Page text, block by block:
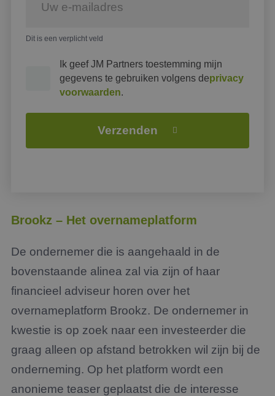
Dit is een verplicht veld
Ik geef JM Partners toestemming mijn
gegevens te gebruiken volgens deprivacy
voorwaarden.
Verzenden
Brookz – Het overnameplatform
De ondernemer die is aangehaald in de
bovenstaande alinea zal via zijn of haar
financieel adviseur horen over het
overnameplatform Brookz. De ondernemer in
kwestie is op zoek naar een investeerder die
graag alleen op afstand betrokken wil zijn bij de
onderneming. Op het platform wordt een
anonieme teaser geplaatst die de interesse